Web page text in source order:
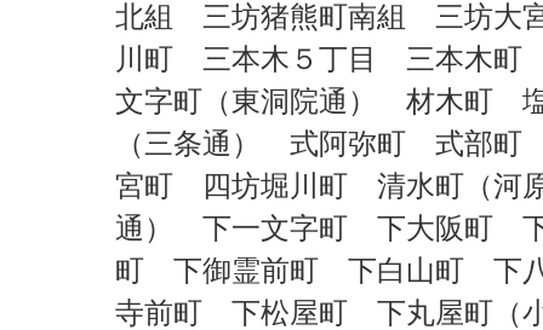
北組 三坊猪熊町南組 三坊
川町 三本木５丁目 三本木
文字町（東洞院通） 材木町
（三条通） 式阿弥町 式部
宮町
四坊堀川町 清水町（
通） 下一文字町 下大阪町
町 下御霊前町 下白山町 下
寺前町 下松屋町 下丸屋町（